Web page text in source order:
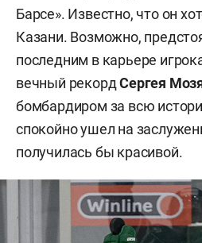
Барсе». Известно, что он
Казани. Возможно,
последним в карьере
вечный рекордСергея
бомбардиром за всю
спокойно ушел на
получилась бы красивой.